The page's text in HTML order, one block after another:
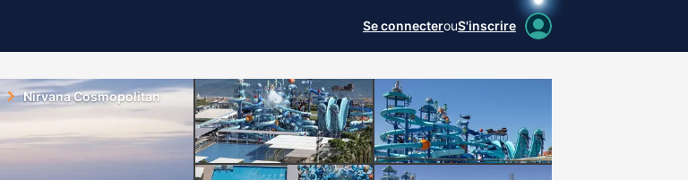
Se connecterouS'inscrire
Nirvana Cosmopolitan